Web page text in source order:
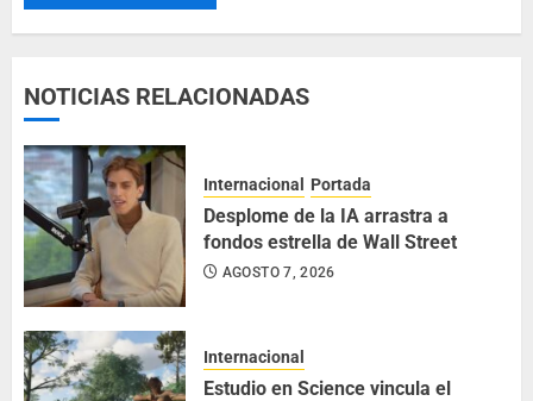
NOTICIAS RELACIONADAS
Internacional Portada
Desplome de la IA arrastra a
fondos estrella de Wall Street
AGOSTO 7, 2026
Internacional
Estudio en Science vincula el